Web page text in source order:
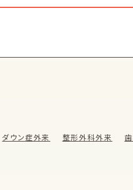
ダウン症外来 整形外科外来